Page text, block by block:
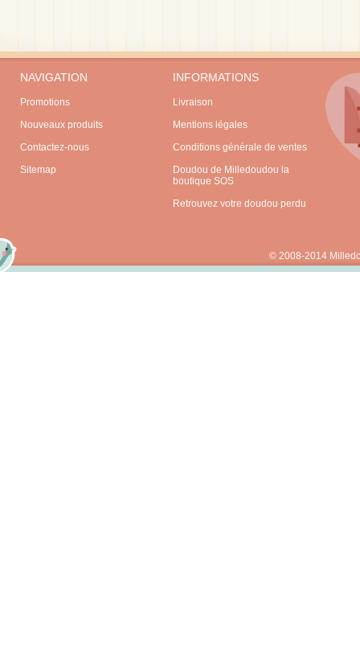
NAVIGATION
Promotions
Nouveaux produits
Contactez-nous
Sitemap
INFORMATIONS
Livraison
Mentions légales
Conditions générale de ventes
Doudou de Milledoudou la
boutique SOS
Retrouvez votre doudou perdu
© 2008-2014